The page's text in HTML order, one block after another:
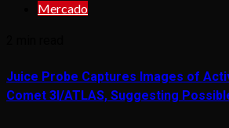
Mercado
Juice Probe Captures Images of
Comet 3I/ATLAS, Suggesting